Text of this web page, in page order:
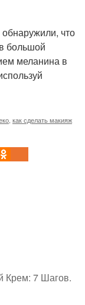
что
большой
меланина в
, как сделать макияж
Крем: 7 Шагов.